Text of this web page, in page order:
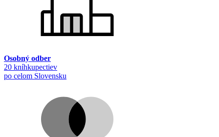
Osobný odber
20 kníhkupectiev
po celom Slovensku